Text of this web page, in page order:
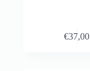
€37,00